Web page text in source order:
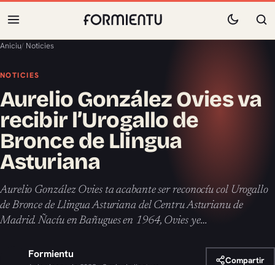
Aniciu/ Noticies
NOTICIES
Aurelio González Ovies va
recibir l’Urogallo de
Bronce de Llingua
Asturiana
Aurelio González Ovies ta acabante ser reconocíu col Urogallo
de Bronce de Llingua Asturiana del Centru Asturianu de
Madrid. Ñacíu en Bañugues en 1964, Ovies ye…
Formientu Compartir